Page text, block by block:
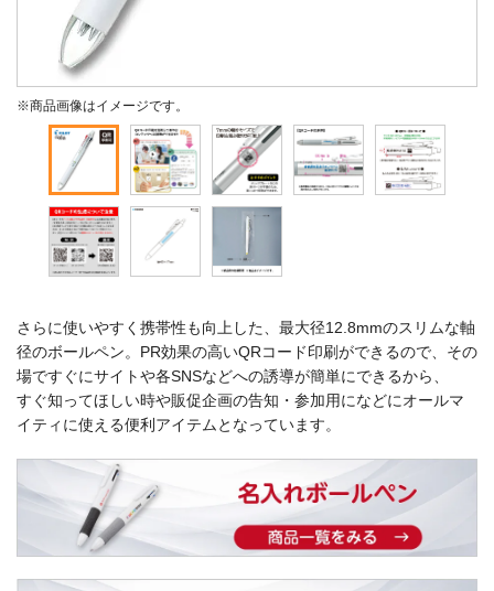
※商品画像はイメージです。
さらに使いやすく携帯性も向上した、最大径12.8mmのスリムな軸
径のボールペン。PR効果の高いQRコード印刷ができるので、その
場ですぐにサイトや各SNSなどへの誘導が簡単にできるから、
すぐ知ってほしい時や販促企画の告知・参加用になどにオールマ
イティに使える便利アイテムとなっています。